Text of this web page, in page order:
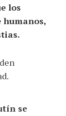
los
humanos,
se